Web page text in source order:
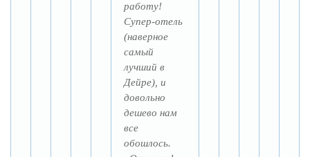
работу!
Супер-отель
(наверное
самый
лучший в
Дейре), и
довольно
дешево нам
все
обошлось.